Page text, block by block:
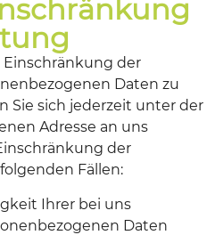
Einschränkung der
Daten zu
Sie sich jederzeit unter der
Adresse an uns
der
Fällen:
Ihrer bei uns
Daten